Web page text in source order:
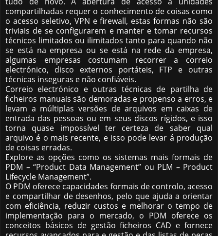
compartilhadas requer o conhecimento de coisas como
o acesso seletivo, VPN e firewall, estas formas não são
triviais de se configurarem e manter e tomar recursos
técnicos limitados ou ilimitados tanto para quando não
se está na empresa ou se está na rede da empresa,
algumas empresas costumam recorrer a correio
electrónico, disco externos portáteis, FTP e outras
técnicas inseguras e não confiáveis​​.
Correio electrónico e outras técnicas de partilha de
ficheiros manuais são demoradas e propenso a erros, e
levam a múltiplas versões de arquivos em caixas de
entrada das pessoas ou em seus discos rígidos, e isso
torna quase impossível ter certeza de saber qual
arquivo é o mais recente, e isso pode levar á produção
de coisas erradas.
Explore as opções como os sistemas mais formais de
PDM – “Product Data Management” ou PLM – Product
Lifecycle Management”.
O PDM oferece capacidades formais de controlo, acesso
e compartilhar de desenhos, pelo que ajuda a orientar
com eficiência, reduzir custos e melhorar o tempo de
implementação para o mercado, o PDM oferece os
conceitos básicos de gestão ficheiros CAD e fornece